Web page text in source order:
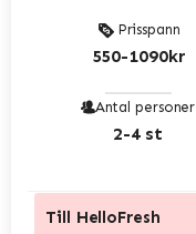
Prisspann
550-1090kr
Antal personer
2-4 st
Till HelloFresh